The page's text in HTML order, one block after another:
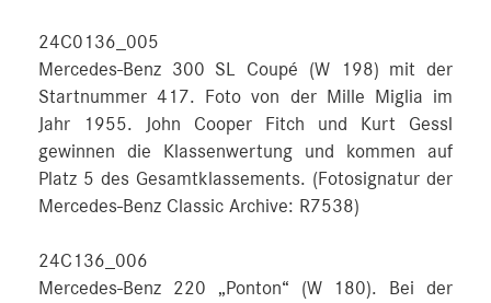
24C0136_005
Mercedes-Benz 300 SL Coupé (W 198) mit der
Startnummer 417. Foto von der Mille Miglia im
Jahr 1955. John Cooper Fitch und Kurt Gessl
gewinnen die Klassenwertung und kommen auf
Platz 5 des Gesamtklassements. (Fotosignatur der
Mercedes-Benz Classic Archive: R7538)
24C136_006
Mercedes-Benz 220 „Ponton“ (W 180). Bei der